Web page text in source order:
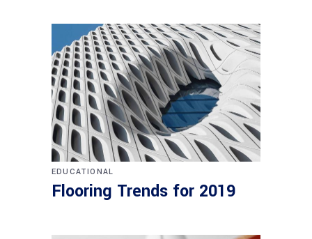
EDUCATIONAL
Flooring Trends for 2019